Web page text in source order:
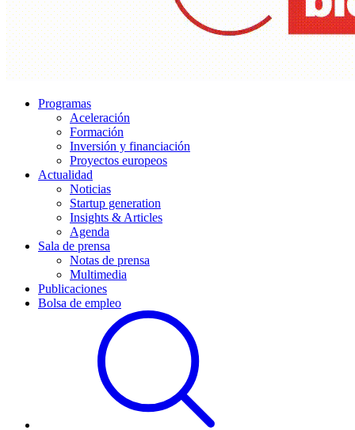
Programas
Aceleración
Formación
Inversión y financiación
Proyectos europeos
Actualidad
Noticias
Startup generation
Insights & Articles
Agenda
Sala de prensa
Notas de prensa
Multimedia
Publicaciones
Bolsa de empleo